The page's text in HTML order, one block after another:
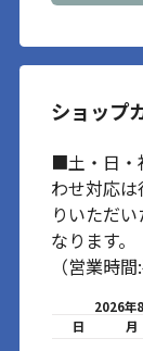
ショップ
■土・日・
わせ対応
りいただ
なります。
（営業時
2026年
日
月